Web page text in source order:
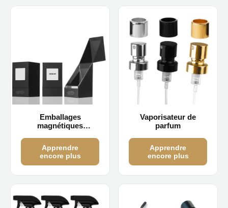
Emballages
magnétiques
Apprendre
encore plus
Vaporisateur de
parfum
Apprendre
encore plus